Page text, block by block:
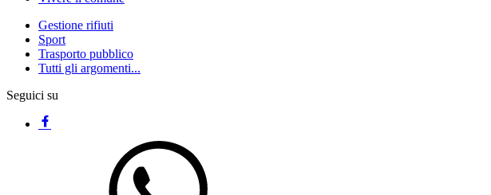
Gestione rifiuti
Sport
Trasporto pubblico
Tutti gli argomenti...
Seguici su